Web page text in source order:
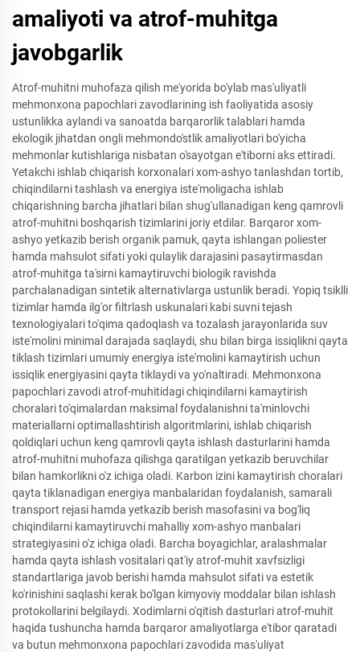
amaliyoti va atrof-muhitga
javobgarlik
Atrof-muhitni muhofaza qilish me'yorida bo'ylab mas'uliyatli
mehmonxona papochlari zavodlarining ish faoliyatida asosiy
ustunlikka aylandi va sanoatda barqarorlik talablari hamda
ekologik jihatdan ongli mehmondo'stlik amaliyotlari bo'yicha
mehmonlar kutishlariga nisbatan o'sayotgan e'tiborni aks ettiradi.
Yetakchi ishlab chiqarish korxonalari xom-ashyo tanlashdan tortib,
chiqindilarni tashlash va energiya iste'moligacha ishlab
chiqarishning barcha jihatlari bilan shug'ullanadigan keng qamrovli
atrof-muhitni boshqarish tizimlarini joriy etdilar. Barqaror xom-
ashyo yetkazib berish organik pamuk, qayta ishlangan poliester
hamda mahsulot sifati yoki qulaylik darajasini pasaytirmasdan
atrof-muhitga ta'sirni kamaytiruvchi biologik ravishda
parchalanadigan sintetik alternativlarga ustunlik beradi. Yopiq tsiklli
tizimlar hamda ilg'or filtrlash uskunalari kabi suvni tejash
texnologiyalari to'qima qadoqlash va tozalash jarayonlarida suv
iste'molini minimal darajada saqlaydi, shu bilan birga issiqlikni qayta
tiklash tizimlari umumiy energiya iste'molini kamaytirish uchun
issiqlik energiyasini qayta tiklaydi va yo'naltiradi. Mehmonxona
papochlari zavodi atrof-muhitidagi chiqindilarni kamaytirish
choralari to'qimalardan maksimal foydalanishni ta'minlovchi
materiallarni optimallashtirish algoritmlarini, ishlab chiqarish
qoldiqlari uchun keng qamrovli qayta ishlash dasturlarini hamda
atrof-muhitni muhofaza qilishga qaratilgan yetkazib beruvchilar
bilan hamkorlikni o'z ichiga oladi. Karbon izini kamaytirish choralari
qayta tiklanadigan energiya manbalaridan foydalanish, samarali
transport rejasi hamda yetkazib berish masofasini va bog'liq
chiqindilarni kamaytiruvchi mahalliy xom-ashyo manbalari
strategiyasini o'z ichiga oladi. Barcha boyagichlar, aralashmalar
hamda qayta ishlash vositalari qat'iy atrof-muhit xavfsizligi
standartlariga javob berishi hamda mahsulot sifati va estetik
ko'rinishini saqlashi kerak bo'lgan kimyoviy moddalar bilan ishlash
protokollarini belgilaydi. Xodimlarni o'qitish dasturlari atrof-muhit
haqida tushuncha hamda barqaror amaliyotlarga e'tibor qaratadi
va butun mehmonxona papochlari zavodida mas'uliyat